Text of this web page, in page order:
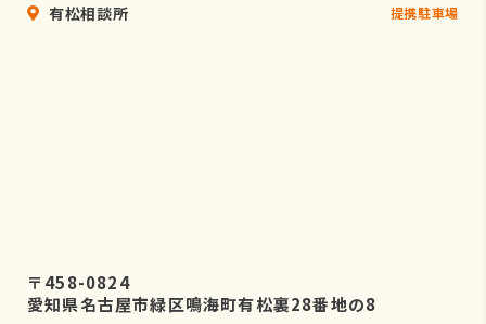
有松相談所 提携駐車場
〒458-0824
愛知県名古屋市緑区鳴海町有松裏28番地の8